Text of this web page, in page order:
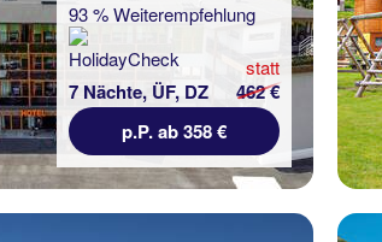
93 % Weiterempfehlung
7 Nächte, ÜF, DZ
statt
462 €
p.P. ab 358 €